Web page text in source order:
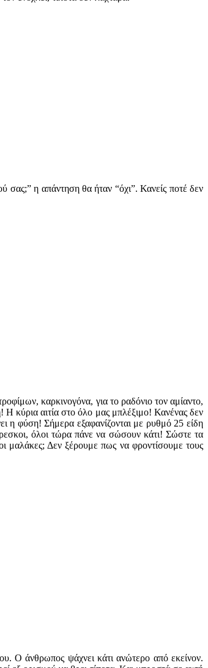
σας;” η απάντηση θα ήταν “όχι”. Κανείς ποτέ δεν
καρκινογόνα, για το ραδόνιο τον αμίαντο,
κύρια αιτία στο όλο μας μπλέξιμο! Κανένας δεν
η φύση! Σήμερα εξαφανίζονται με ρυθμό 25 είδη
όλοι τώρα πάνε να σώσουν κάτι! Σώστε τα
μαλάκες; Δεν ξέρουμε πως να φροντίσουμε τους
Ο άνθρωπος ψάχνει κάτι ανώτερο από εκείνον.